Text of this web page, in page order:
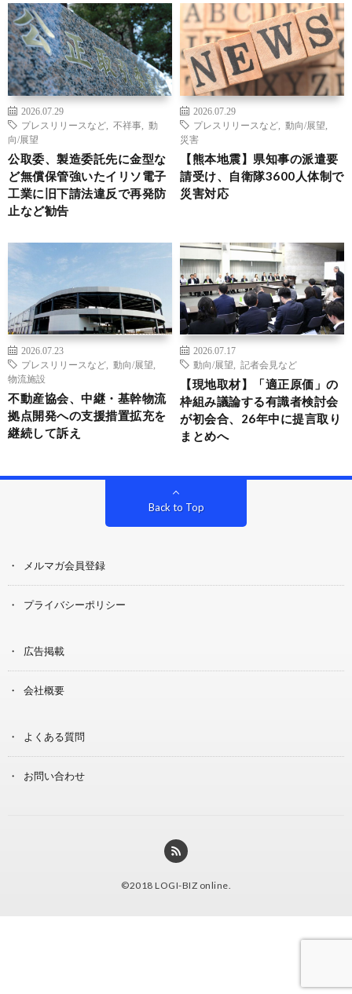
2026.07.29
プレスリリースなど
不祥事
動
向/展望
公取委、製造委託先に金型な
ど無償保管強いたイリソ電子
工業に旧下請法違反で再発防
止など勧告
2026.07.29
プレスリリースなど
動向/展望
災害
【熊本地震】県知事の派遣要
請受け、自衛隊3600人体制で
災害対応
2026.07.23
プレスリリースなど
動向/展望
物流施設
不動産協会、中継・基幹物流
拠点開発への支援措置拡充を
継続して訴え
2026.07.17
動向/展望
記者会見など
【現地取材】「適正原価」の
枠組み議論する有識者検討会
が初会合、26年中に提言取り
まとめへ
Back to Top
メルマガ会員登録
プライバシーポリシー
広告掲載
会社概要
よくある質問
お問い合わせ
©2018 LOGI-BIZ online